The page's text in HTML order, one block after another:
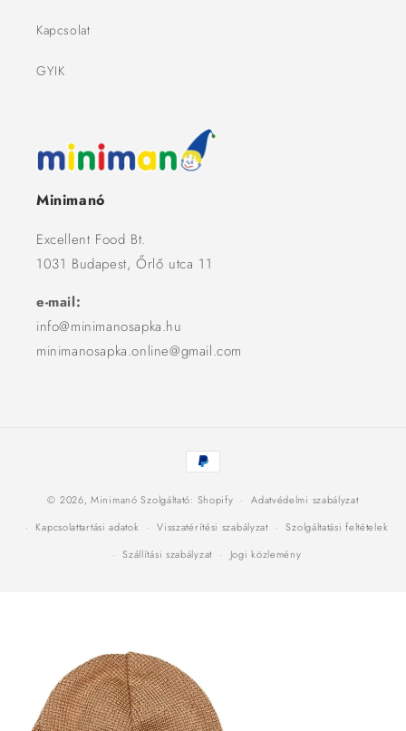
Kapcsolat
GYIK
Minimanó
Excellent Food Bt.
1031 Budapest, Őrlő utca 11
e-mail:
info@minimanosapka.hu
minimanosapka.online@gmail.com
Fizetési
módok
© 2026,Minimanó Szolgáltató: Shopify
Adatvédelmi szabályzat
Kapcsolattartási adatok
Visszatérítési szabályzat
Szolgáltatási feltételek
Szállítási szabályzat
Jogi közlemény